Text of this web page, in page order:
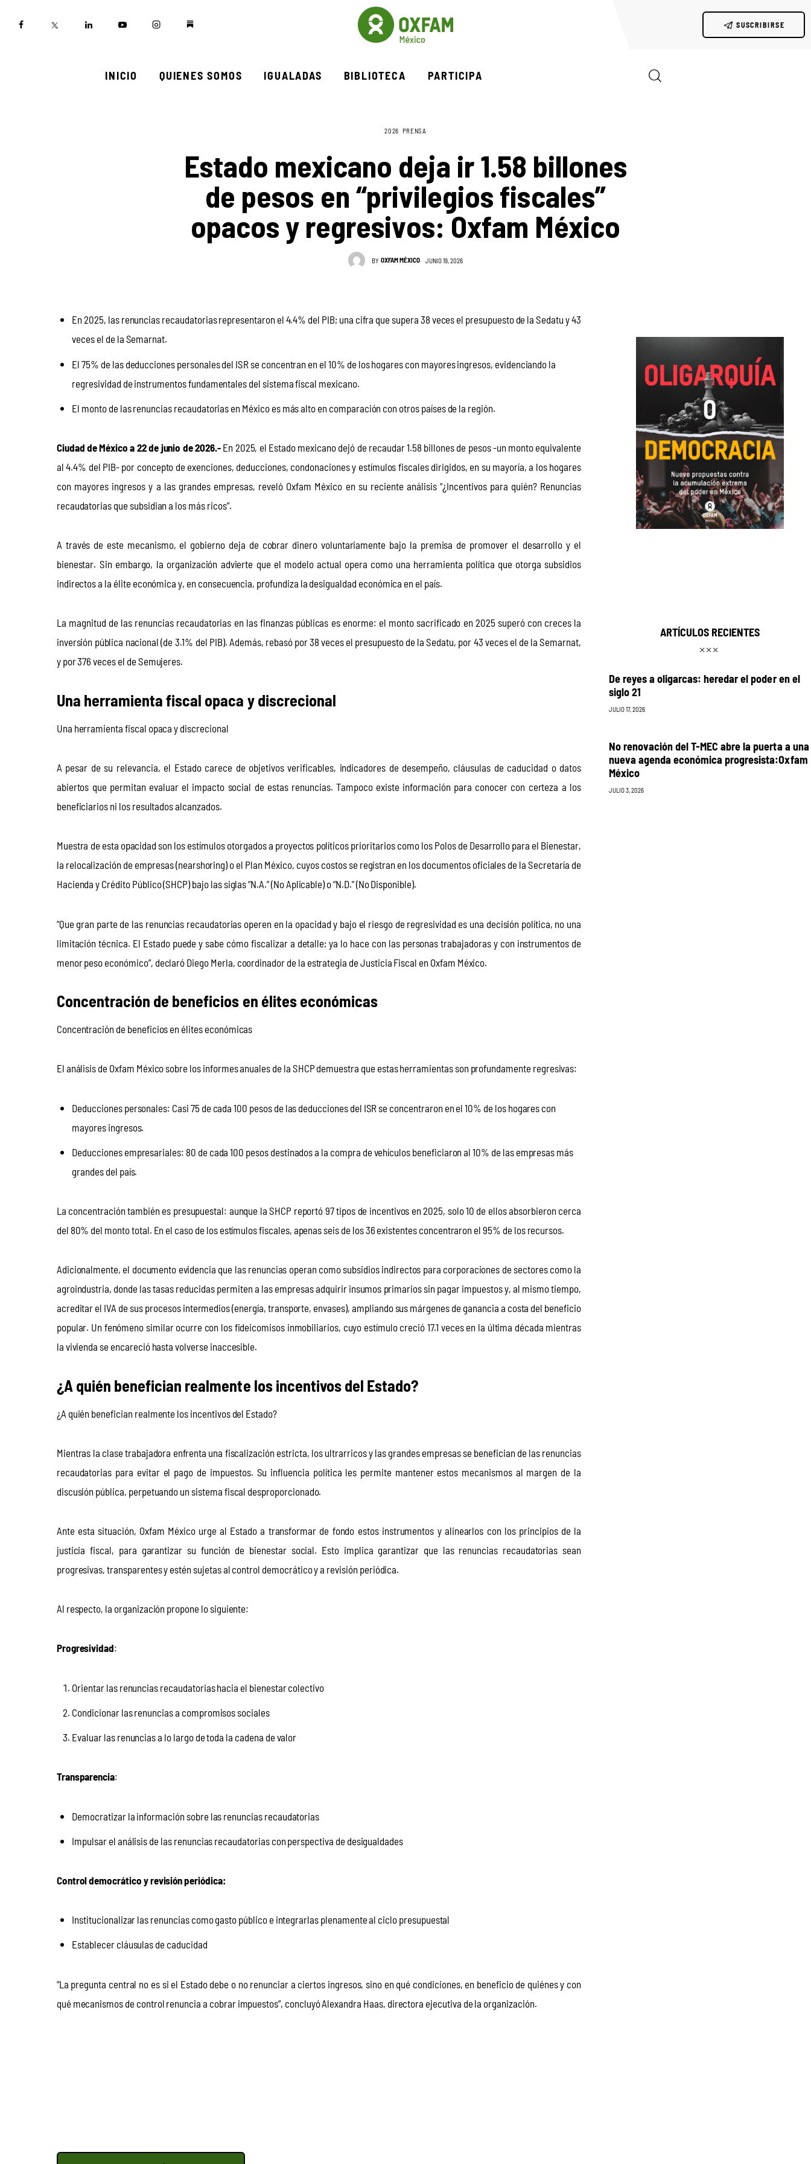
SUSCRIBIRSE
INICIO QUIENES SOMOS IGUALADAS BIBLIOTECA PARTICIPA
2026 PRENSA
Estado mexicano deja ir 1.58 billones
de pesos en “privilegios fiscales”
opacos y regresivos: Oxfam México
BY OXFAM MÉXICO JUNIO 19, 2026
En 2025, las renuncias recaudatorias representaron el 4.4% del PIB; una cifra que supera 38 veces el presupuesto de la Sedatu y 43
veces el de la Semarnat.
El 75% de las deducciones personales del ISR se concentran en el 10% de los hogares con mayores ingresos, evidenciando la
regresividad de instrumentos fundamentales del sistema fiscal mexicano.
El monto de las renuncias recaudatorias en México es más alto en comparación con otros países de la región.
Ciudad de México a 22 de junio de 2026.- En 2025, el Estado mexicano dejó de recaudar 1.58 billones de pesos -un monto equivalente
al 4.4% del PIB- por concepto de exenciones, deducciones, condonaciones y estímulos fiscales dirigidos, en su mayoría, a los hogares
con mayores ingresos y a las grandes empresas, reveló Oxfam México en su reciente análisis “¿Incentivos para quién? Renuncias
recaudatorias que subsidian a los más ricos”.
A través de este mecanismo, el gobierno deja de cobrar dinero voluntariamente bajo la premisa de promover el desarrollo y el
bienestar. Sin embargo, la organización advierte que el modelo actual opera como una herramienta política que otorga subsidios
indirectos a la élite económica y, en consecuencia, profundiza la desigualdad económica en el país.
La magnitud de las renuncias recaudatorias en las finanzas públicas es enorme: el monto sacrificado en 2025 superó con creces la
inversión pública nacional (de 3.1% del PIB). Además, rebasó por 38 veces el presupuesto de la Sedatu, por 43 veces el de la Semarnat,
y por 376 veces el de Semujeres.
Una herramienta fiscal opaca y discrecional
Una herramienta fiscal opaca y discrecional
A pesar de su relevancia, el Estado carece de objetivos verificables, indicadores de desempeño, cláusulas de caducidad o datos
abiertos que permitan evaluar el impacto social de estas renuncias. Tampoco existe información para conocer con certeza a los
beneficiarios ni los resultados alcanzados.
Muestra de esta opacidad son los estímulos otorgados a proyectos políticos prioritarios como los Polos de Desarrollo para el Bienestar,
la relocalización de empresas (nearshoring) o el Plan México, cuyos costos se registran en los documentos oficiales de la Secretaría de
Hacienda y Crédito Público (SHCP) bajo las siglas “N.A.” (No Aplicable) o “N.D.” (No Disponible).
“Que gran parte de las renuncias recaudatorias operen en la opacidad y bajo el riesgo de regresividad es una decisión política, no una
limitación técnica. El Estado puede y sabe cómo fiscalizar a detalle; ya lo hace con las personas trabajadoras y con instrumentos de
menor peso económico”, declaró Diego Merla, coordinador de la estrategia de Justicia Fiscal en Oxfam México.
Concentración de beneficios en élites económicas
Concentración de beneficios en élites económicas
El análisis de Oxfam México sobre los informes anuales de la SHCP demuestra que estas herramientas son profundamente regresivas:
Deducciones personales: Casi 75 de cada 100 pesos de las deducciones del ISR se concentraron en el 10% de los hogares con
mayores ingresos.
Deducciones empresariales: 80 de cada 100 pesos destinados a la compra de vehículos beneficiaron al 10% de las empresas más
grandes del país.
La concentración también es presupuestal: aunque la SHCP reportó 97 tipos de incentivos en 2025, solo 10 de ellos absorbieron cerca
del 80% del monto total. En el caso de los estímulos fiscales, apenas seis de los 36 existentes concentraron el 95% de los recursos.
Adicionalmente, el documento evidencia que las renuncias operan como subsidios indirectos para corporaciones de sectores como la
agroindustria, donde las tasas reducidas permiten a las empresas adquirir insumos primarios sin pagar impuestos y, al mismo tiempo,
acreditar el IVA de sus procesos intermedios (energía, transporte, envases), ampliando sus márgenes de ganancia a costa del beneficio
popular. Un fenómeno similar ocurre con los fideicomisos inmobiliarios, cuyo estímulo creció 17.1 veces en la última década mientras
la vivienda se encareció hasta volverse inaccesible.
¿A quién benefician realmente los incentivos del Estado?
¿A quién benefician realmente los incentivos del Estado?
Mientras la clase trabajadora enfrenta una fiscalización estricta, los ultrarricos y las grandes empresas se benefician de las renuncias
recaudatorias para evitar el pago de impuestos. Su influencia política les permite mantener estos mecanismos al margen de la
discusión pública, perpetuando un sistema fiscal desproporcionado.
Ante esta situación, Oxfam México urge al Estado a transformar de fondo estos instrumentos y alinearlos con los principios de la
justicia fiscal, para garantizar su función de bienestar social. Esto implica garantizar que las renuncias recaudatorias sean
progresivas, transparentes y estén sujetas al control democrático y a revisión periódica.
Al respecto, la organización propone lo siguiente:
Progresividad:
Orientar las renuncias recaudatorias hacia el bienestar colectivo
Condicionar las renuncias a compromisos sociales
Evaluar las renuncias a lo largo de toda la cadena de valor
Transparencia:
Democratizar la información sobre las renuncias recaudatorias
Impulsar el análisis de las renuncias recaudatorias con perspectiva de desigualdades
Control democrático y revisión periódica:
Institucionalizar las renuncias como gasto público e integrarlas plenamente al ciclo presupuestal
Establecer cláusulas de caducidad
“La pregunta central no es si el Estado debe o no renunciar a ciertos ingresos, sino en qué condiciones, en beneficio de quiénes y con
qué mecanismos de control renuncia a cobrar impuestos”, concluyó Alexandra Haas, directora ejecutiva de la organización.
ARTÍCULOS RECIENTES
De reyes a oligarcas: heredar el poder en el
siglo 21
JULIO 17, 2026
No renovación del T-MEC abre la puerta a una
nueva agenda económica progresista:Oxfam
México
JULIO 3, 2026